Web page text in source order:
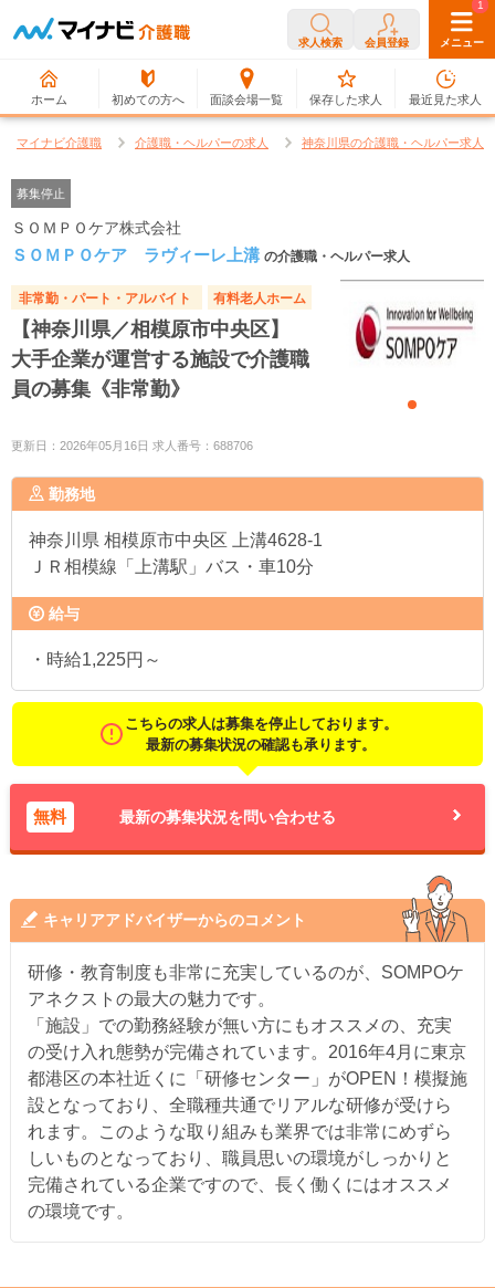
求人検索 会員登録 メニュー
ホーム 初めての方へ 面談会場一覧
0
保存した求人
1
最近見た求人
マイナビ介護職 介護職・ヘルパーの求人 神奈川県の介護職・ヘルパー求人
募集停止
ＳＯＭＰＯケア株式会社
ＳＯＭＰＯケア ラヴィーレ上溝 の介護職・ヘルパー求人
非常勤・パート・アルバイト 有料老人ホーム
【神奈川県／相模原市中央区】
大手企業が運営する施設で介護職
員の募集《非常勤》
更新日：2026年05月16日 求人番号：688706
勤務地
神奈川県 相模原市中央区 上溝4628-1
ＪＲ相模線「上溝駅」バス・車10分
給与
・時給1,225円～
こちらの求人は募集を停止しております。
最新の募集状況の確認も承ります。
無料 最新の募集状況を問い合わせる
キャリアアドバイザーからのコメント
研修・教育制度も非常に充実しているのが、SOMPOケ
アネクストの最大の魅力です。
「施設」での勤務経験が無い方にもオススメの、充実
の受け入れ態勢が完備されています。2016年4月に東京
都港区の本社近くに「研修センター」がOPEN！模擬施
設となっており、全職種共通でリアルな研修が受けら
れます。このような取り組みも業界では非常にめずら
しいものとなっており、職員思いの環境がしっかりと
完備されている企業ですので、長く働くにはオススメ
の環境です。